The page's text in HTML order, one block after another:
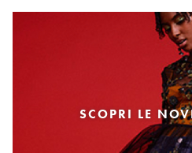
SCOPRI LE